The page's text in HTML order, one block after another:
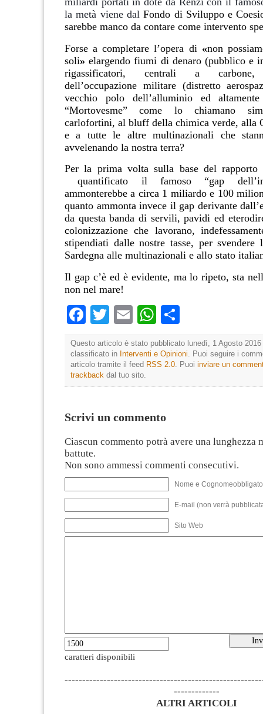
la metà viene dalFondo di Sviluppo e
sarebbe manco da contare come intervento
Forse a completare l’opera di «non
soli» elargendo fiumi di denaro (pubblico e
rigassificatori, centrali a carbone,
dell’occupazione militare (distretto
vecchio polo dell’alluminio ed
“Mortovesme” come lo chiamano
carlofortini, al bluff della chimica verde, alla
e a tutte le altre multinazionali che
avvelenando la nostra terra?
Per la prima volta sulla base del rapporto
quantificato il famoso “gap
ammonterebbe a circa 1 miliardo e 100
quanto ammonta invece il gap derivante
da questa banda di servili, pavidi ed
colonizzazione che lavorano,
stipendiati dalle nostre tasse, per svendere
Sardegna alle multinazionali e allo stato
Il gap c’è ed è evidente, ma lo ripeto, sta
non nel mare!
Facebook
TwitterEmailWhatsApp
Questo articolo è stato pubblicato lunedì, 1 Agosto
classificato in Interventi e Opinioni . Puoi seguire i
articolo tramite il feed RSS 2.0 . Puoi inviare un
trackback dal tuo sito.
Scrivi un commento
Ciascun commento potrà avere una lunghezza
battute.
Non sono ammessi commenti consecutivi.
Nome e
E-mail (non verrà
Sito Web
caratteri disponibili
-------------
ALTRI ARTICOLI